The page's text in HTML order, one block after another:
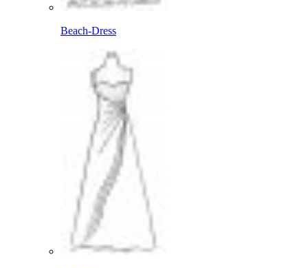
Beach-Dress